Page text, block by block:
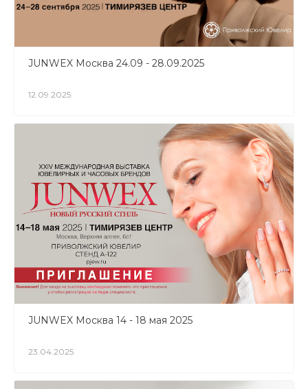
JUNWEX Москва 24.09 - 28.09.2025
12.09.2025
JUNWEX Москва 14 - 18 мая 2025
23.04.2025